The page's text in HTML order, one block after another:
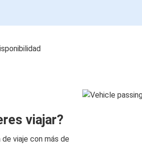
viajar?
viaje con más de